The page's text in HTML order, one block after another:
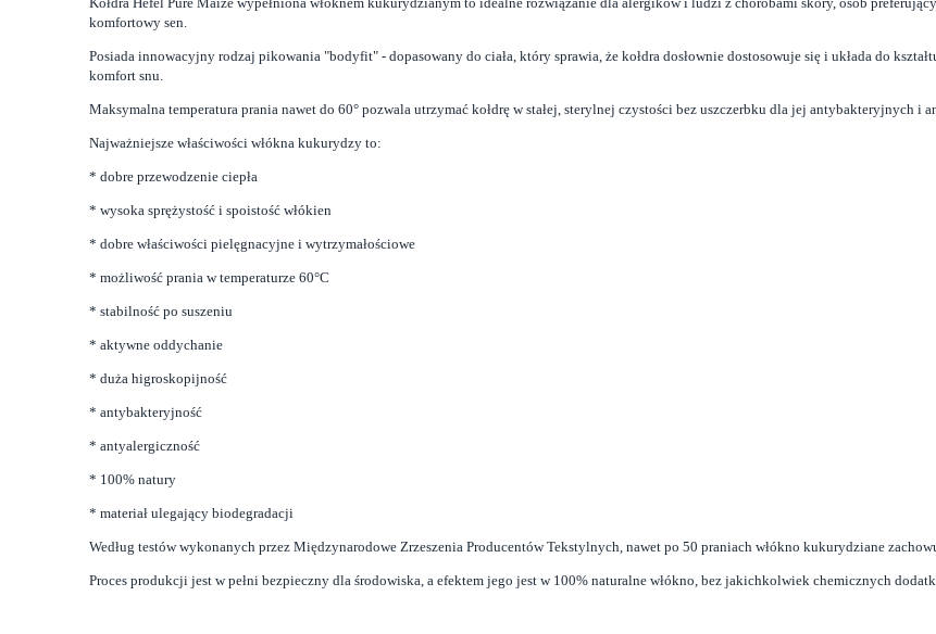
komfortowy sen.
Posiada innowacyjny rodzaj pikowania "bodyfit" - dopasowany do ciała, który sprawia, że kołdra dosłownie dostosowuje się i układa do
komfort snu.
Maksymalna temperatura prania nawet do 60° pozwala utrzymać kołdrę w stałej, sterylnej czystości bez uszczerbku dla jej antybakteryjnych i
Najważniejsze właściwości włókna kukurydzy to:
* dobre przewodzenie ciepła
* wysoka sprężystość i spoistość włókien
* dobre właściwości pielęgnacyjne i wytrzymałościowe
* możliwość prania w temperaturze 60°C
* stabilność po suszeniu
* aktywne oddychanie
* duża higroskopijność
* antybakteryjność
* antyalergiczność
* 100% natury
* materiał ulegający biodegradacji
Według testów wykonanych przez Międzynarodowe Zrzeszenia Producentów Tekstylnych, nawet po 50 praniach włókno kukurydziane
Proces produkcji jest w pełni bezpieczny dla środowiska, a efektem jego jest w 100% naturalne włókno, bez jakichkolwiek chemicznych